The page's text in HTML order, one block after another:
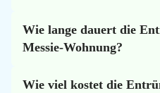
Wie lange dauert die
Messie-Wohnung?
Wie viel kostet die